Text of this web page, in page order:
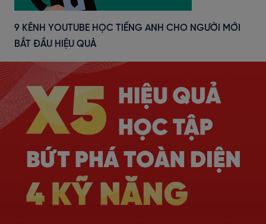
9 KÊNH YOUTUBE HỌC TIẾNG ANH CHO NGƯỜI MỚI
BẮT ĐẦU HIỆU QUẢ